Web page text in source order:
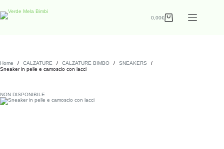
0,00€
Home / CALZATURE / CALZATURE BIMBO / SNEAKERS
/
Sneaker in pelle e camoscio con lacci
NON DISPONIBILE